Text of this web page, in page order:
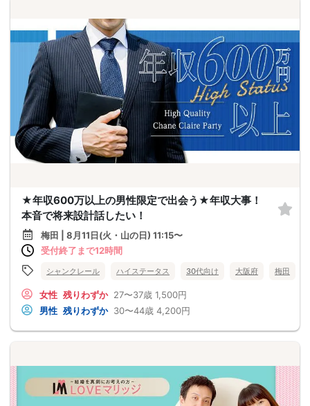
★年収600万以上の男性限定で出会う★年収大事！
本音で将来設計話したい！
梅田 | 8月11日(火・山の日) 11:15〜
受付終了まで12時間
シャンクレール ハイステータス 30代向け 大阪府 梅田
女性 残りわずか 27〜37歳 1,500円
男性 残りわずか 30〜44歳 4,200円